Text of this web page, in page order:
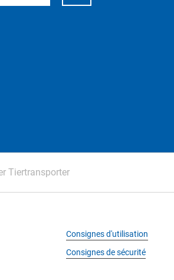
Tiertransporter
Consignes d'utilisation
Consignes de sécurité